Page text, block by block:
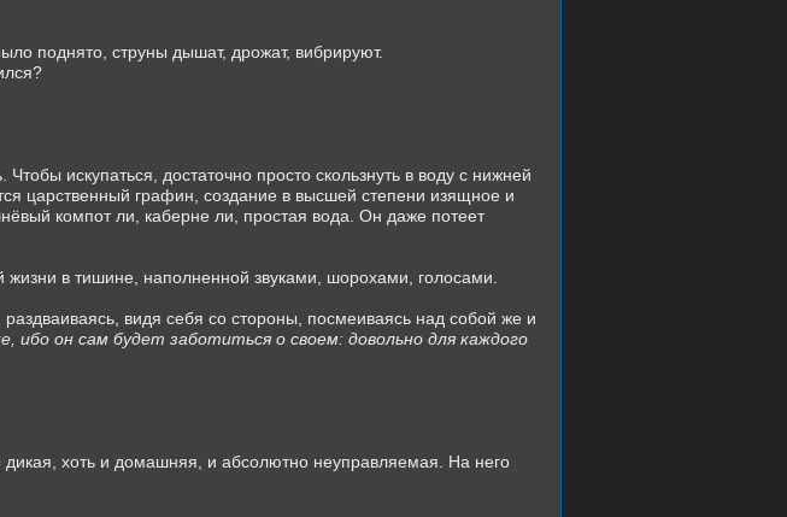
поднято, струны дышат, дрожат, вибрируют.
искупаться, достаточно просто скользнуть в воду с нижней
царственный графин, создание в высшей степени изящное и
компот ли, каберне ли, простая вода. Он даже потеет
в тишине, наполненной звуками, шорохами, голосами.
видя себя со стороны, посмеиваясь над собой же и
он сам будет заботиться о своем: довольно для каждого
хоть и домашняя, и абсолютно неуправляемая. На него